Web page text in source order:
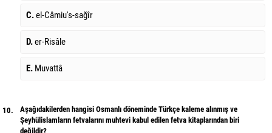
C.el-Câmiu's-sağîr
D.er-Risâle
E. Muvattâ
10.
Aşağıdakilerden hangisi Osmanlı döneminde Türkçe kaleme alınmış ve
Şeyhülislamların fetvalarını muhtevi kabul edilen fetva kitaplarından biri
değildir?